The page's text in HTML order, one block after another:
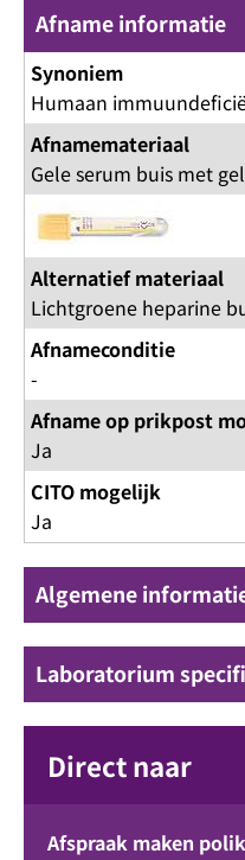
Afname informatie
Synoniem
Humaan
Afnamemateriaal
Gele serum buis met
Alternatief materiaal
Lichtgroene heparine
Afnameconditie
-
Afname op prikpost
Ja
CITO mogelijk
Ja
Algemene
Laboratorium
Direct naar
Afspraak maken